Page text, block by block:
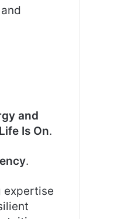
and
Life Is On.
.
expertise